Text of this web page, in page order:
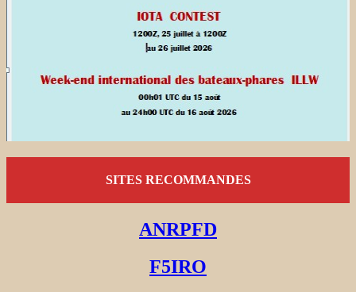
SITES RECOMMANDES
ANRPFD
F5IRO